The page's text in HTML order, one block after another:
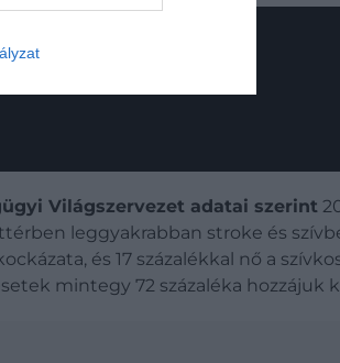
Világszervezet adatai szerint
leggyakrabban stroke és
és 17 százalékkal nő a
mintegy 72 százaléka hozzájuk